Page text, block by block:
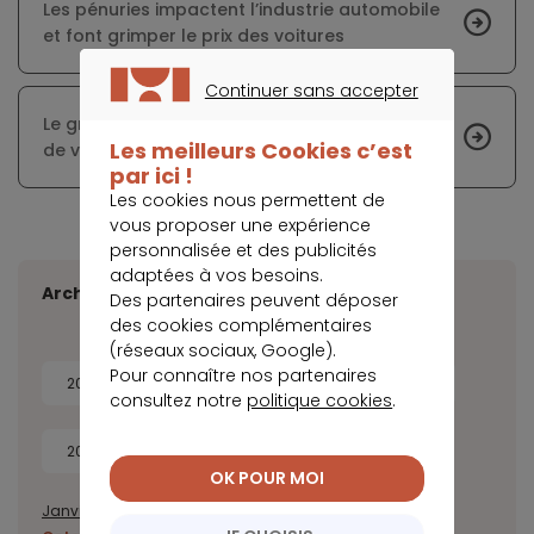
Les pénuries impactent l’industrie automobile
et font grimper le prix des voitures
Le groupe Crédit Agricole s’improvise loueur
de voitures
Archives
2026 2025 2024
2022 2021 2020
Janvier
Continuer sans accepter
Les meilleurs Cookies c’est
par ici !
Les cookies nous permettent de
vous proposer une expérience
personnalisée et des publicités
adaptées à vos besoins.
Des partenaires peuvent déposer
des cookies complémentaires
(réseaux sociaux, Google).
Pour connaître nos partenaires
consultez notre politique cookies.
OK POUR MOI